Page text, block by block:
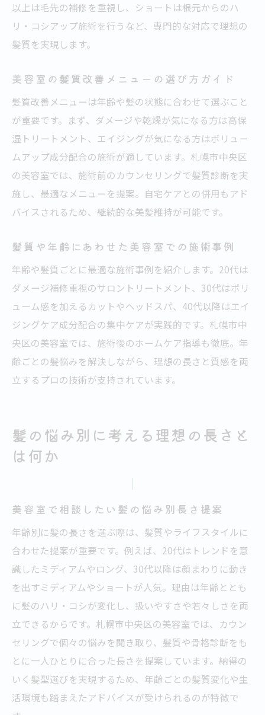
以上は毛先の補修を重視し、ショートは根元からのハ
リ・コシアップ施術を行うなど、専門的な対応で理想の
髪質を実現します。
美容室の髪質改善メニューの選び方ガイド
髪質改善メニューは年齢や髪の状態に合わせて選ぶこと
が重要です。まず、ダメージや乾燥が気になる方は高保
湿トリートメント、エイジングが気になる方はボリュー
ムアップ成分配合の施術が適しています。札幌市中央区
の美容室では、施術前のカウンセリングで髪質診断を実
施し、最適なメニューを提案。自宅ケアとの併用もアド
バイスされるため、継続的な美髪維持が可能です。
髪質や年齢にあわせた美容室での施術事例
年齢や髪質ごとに最適な施術事例を紹介します。20代は
ダメージ補修重視のサロントリートメント、30代はボリ
ューム感を加えるカットやヘッドスパ、40代以降はエイ
ジングケア成分配合の集中ケアが実践的です。札幌市中
央区の美容室では、施術後のホームケア指導も徹底。年
齢ごとの髪悩みを解決しながら、理想の長さと質感を両
立するプロの技術が支持されています。
髪の悩み別に考える理想の長さと
は何か
美容室で相談したい髪の悩み別長さ提案
年齢別に髪の長さを選ぶ際は、髪質やライフスタイルに
合わせた提案が重要です。例えば、20代はトレンドを意
識したミディアムやロング、30代以降は顔まわりに動き
を出すミディアムやショートが人気。理由は年齢ととも
に髪のハリ・コシが変化し、扱いやすさや若々しさを両
立できるからです。札幌市中央区の美容室では、カウン
セリングで個々の悩みを聞き取り、髪質や骨格診断をも
とに一人ひとりに合った長さを提案しています。納得の
いく髪型選びを実現するため、年齢ごとの髪質変化や生
活環境も踏まえたアドバイスが受けられるのが特徴で